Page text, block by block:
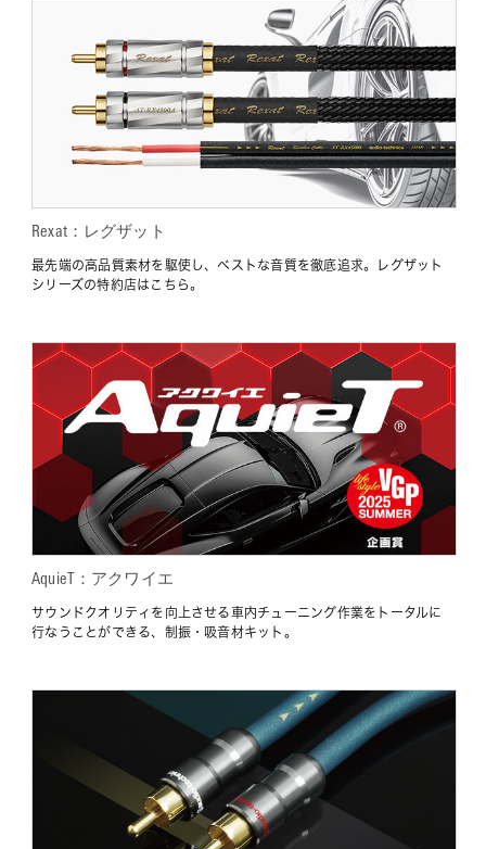
Rexat：レグザット
最先端の高品質素材を駆使し、ベストな音質を徹底追求。レグザット
シリーズの特約店はこちら。
AquieT：アクワイエ
サウンドクオリティを向上させる車内チューニング作業をトータルに
行なうことができる、制振・吸音材キット。